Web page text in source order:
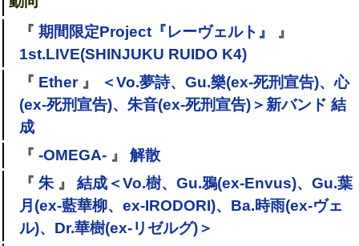
『 期間限定Project『レーヴェルト』
』
1st.LIVE(SHINJUKU RUIDO K4)
『 Ether』
＜Vo.夢詩、Gu.樂(ex-死刑宣告)、心
(ex-死刑宣告)、朱音(ex-死刑宣告)＞新バンド 結
成
『 -OMEGA-』 解散
『 朱』 結成＜Vo.樹、Gu.鴉(ex-Envus)、Gu.葉
月(ex-藍華柳、ex-IRODORI)、Ba.時雨(ex-ヴェ
ル)、Dr.華樹(ex-リゼルグ)＞